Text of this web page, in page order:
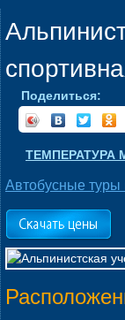
Поделиться:
ТЕМПЕРАТУРА
Автобусные туры